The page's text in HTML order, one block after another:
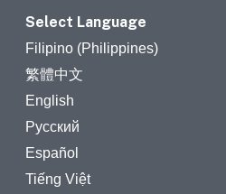
Select Language
Filipino (Philippines)
繁體中文
English
Русский
Español
Tiếng Việt